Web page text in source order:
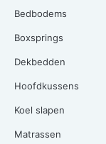
Bedbodems
Boxsprings
Dekbedden
Hoofdkussens
Koel slapen
Matrassen